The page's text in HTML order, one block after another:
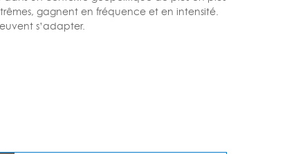
gagnent en fréquence et en intensité.
s’adapter.